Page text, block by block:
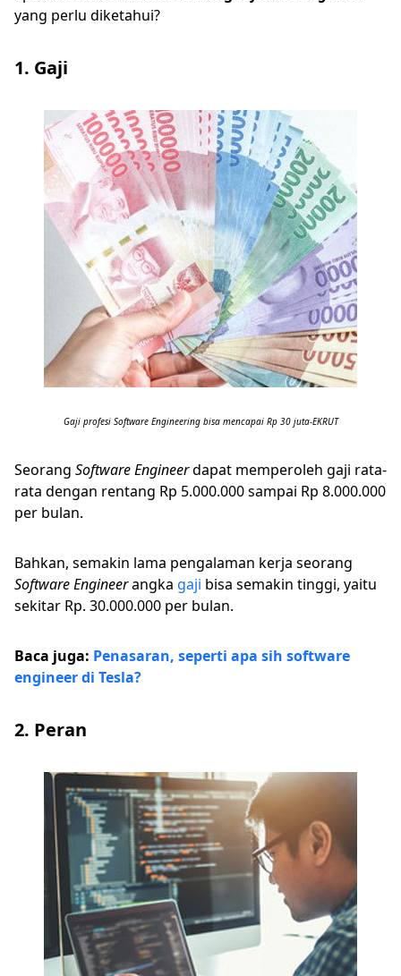
yang perlu diketahui?
1. Gaji
Gaji profesi Software Engineering bisa mencapai Rp 30 juta-EKRUT
Seorang Software Engineerdapat memperoleh gaji rata-
rata dengan rentang Rp 5.000.000 sampai Rp 8.000.000
per bulan.
Bahkan, semakin lama pengalaman kerja seorang
Software Engineerangka gaji bisa semakin tinggi, yaitu
sekitar Rp. 30.000.000 per bulan.
Baca juga: Penasaran, seperti apa sih software
engineer di Tesla?
2. Peran